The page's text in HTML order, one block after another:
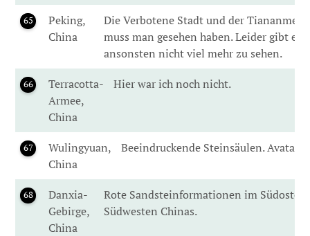
65
Peking,
China
Die Verbotene Stadt und der
muss man gesehen haben. Leider gibt es
ansonsten nicht viel mehr zu sehen.
66
Terracotta-
Armee,
China
Hier war ich noch nicht.
67
Wulingyuan,
China
Beeindruckende Steinsäulen. Avatars
68
Danxia-
Gebirge,
China
Rote Sandsteinformationen im Südosten
Südwesten Chinas.